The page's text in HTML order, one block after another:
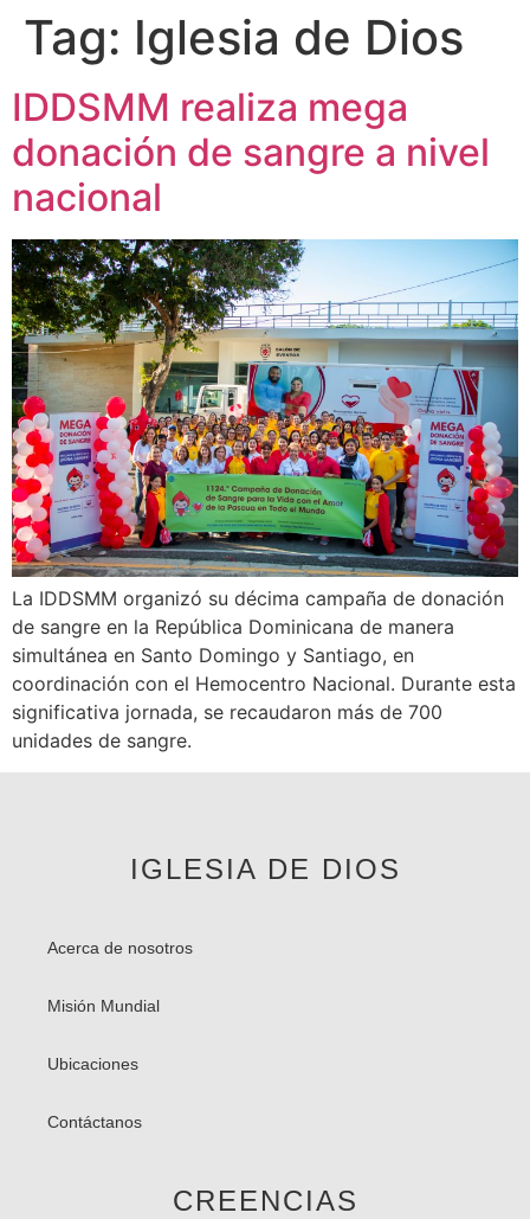
Tag: Iglesia de Dios
IDDSMM realiza mega
donación de sangre a nivel
nacional
La IDDSMM organizó su décima campaña de donación
de sangre en la República Dominicana de manera
simultánea en Santo Domingo y Santiago, en
coordinación con el Hemocentro Nacional. Durante esta
significativa jornada, se recaudaron más de 700
unidades de sangre.
IGLESIA DE DIOS
Acerca de nosotros
Misión Mundial
Ubicaciones
Contáctanos
CREENCIAS